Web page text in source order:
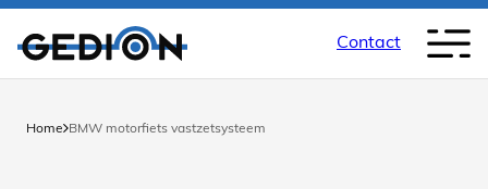
Contact
Home BMW motorfiets vastzetsysteem